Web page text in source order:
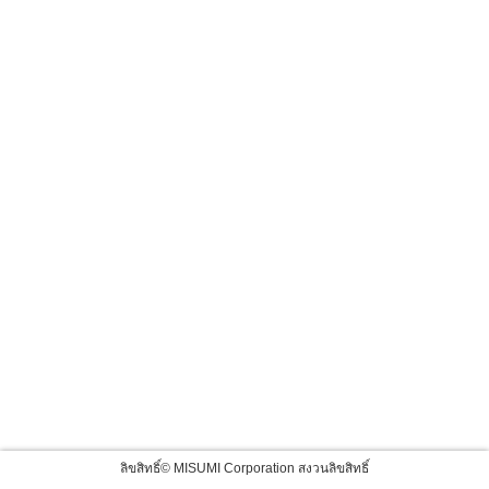
ลิขสิทธิ์© MISUMI Corporation สงวนลิขสิทธิ์